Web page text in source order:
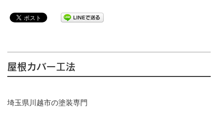
屋根カバー工法
埼玉県川越市の塗装専門